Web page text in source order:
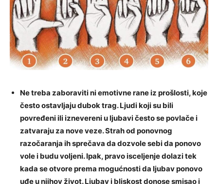
Ne treba zaboraviti ni emotivne rane iz prošlosti, koje
često ostavljaju dubok trag. Ljudi koji su bili
povređeni ili iznevereni u ljubavi često se povlače i
zatvaraju za nove veze. Strah od ponovnog
razočaranja ih sprečava da dozvole sebi da ponovo
vole i budu voljeni. Ipak, pravo isceljenje dolazi tek
kada se otvore prema mogućnosti da ljubav ponovo
uđe u njihov život. Ljubav i bliskost donose smisao i